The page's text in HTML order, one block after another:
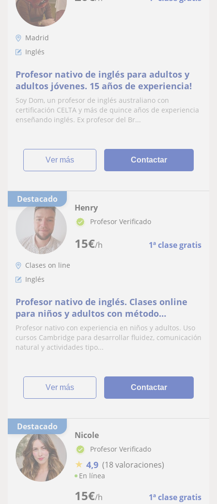
Madrid
Inglés
Profesor nativo de inglés para adultos y
adultos jóvenes. 15 años de experiencia!
Soy Dom, un profesor de inglés australiano con
certificación CELTA y más de quince años de experiencia
enseñando inglés. Ex profesor del Br...
ver más Contactar
Destacado
15€/h 1ª clase gratis
Henry
Profesor Verificado
Clases on line
Inglés
Profesor nativo de inglés. Clases online
para niños y adultos con método
comunicativo e inmersivo
Profesor nativo con experiencia en niños y adultos. Uso
cursos Cambridge para desarrollar fluidez, comunicación
natural y actividades tipo...
ver más Contactar
Destacado
15€/h 1ª clase gratis
Nicole
Profesor Verificado
★ 4,9 (18 valoraciones)
En línea